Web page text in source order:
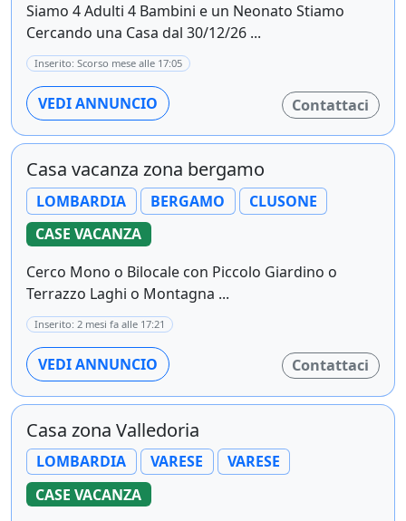
Siamo 4 Adulti 4 Bambini e un Neonato Stiamo
Cercando una Casa dal 30/12/26 ...
Inserito: Scorso mese alle 17:05
VEDI ANNUNCIO Contattaci
Casa vacanza zona bergamo
LOMBARDIA BERGAMO
CLUSONE
CASE VACANZA
Cerco Mono o Bilocale con Piccolo Giardino o
Terrazzo Laghi o Montagna ...
Inserito: 2 mesi fa alle 17:21
VEDI ANNUNCIO Contattaci
Casa zona Valledoria
LOMBARDIA VARESE
VARESE
CASE VACANZA